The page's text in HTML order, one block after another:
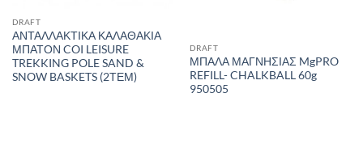
DRAFT
ΑΝΤΑΛΛΑΚΤΙΚΑ ΚΑΛΑΘΑΚΙΑ
ΜΠΑΤΟΝ COI LEISURE
TREKKING POLE SAND &
SNOW BASKETS (2ΤΕΜ)
DRAFT
ΜΠΑΛΑ ΜΑΓΝΗΣΙΑΣ MgPRO
REFILL- CHALKBALL 60g
950505